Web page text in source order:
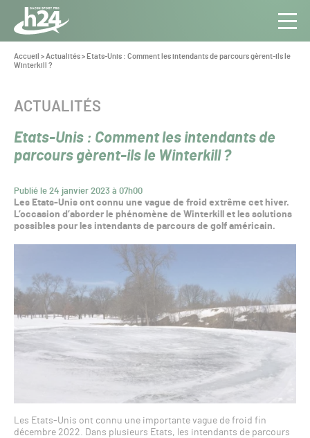
Panneau de gestion des cookies
Aller au contenu
Toute
l’info
du Gazon
Vous
êtes
Accueil >Actualités> Etats-Unis : Comment les intendants de parcours gèrent-ils le
Winterkill ?
Etats-Unis : Comment les intendants de
parcours gèrent-ils le Winterkill ?
Publié le 24 janvier 2023 à 07h00
CATÉGORIE :
ACTUALITÉS
Les Etats-Unis ont connu une vague de froid extrême cet hiver.
L’occasion d’aborder le phénomène de Winterkill et les solutions
possibles pour les intendants de parcours de golf américain.
Les Etats-Unis ont connu une importante vague de froid fin
décembre 2022. Dans plusieurs Etats, les intendants de parcours